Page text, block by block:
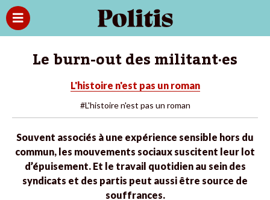
Le burn-out des militant·es
L'histoire n'est pas un roman
#L'histoire n'est pas un roman
Souvent associés à une expérience sensible hors du
commun, les mouvements sociaux suscitent leur lot
d’épuisement. Et le travail quotidien au sein des
syndicats et des partis peut aussi être source de
souffrances.